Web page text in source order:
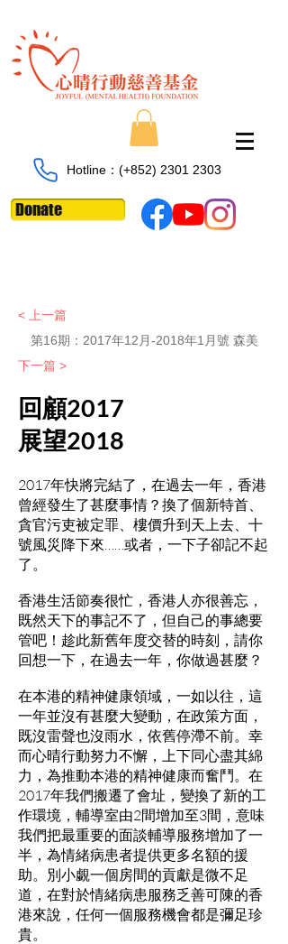
Hotline：​​(+852) 2301 2303
Donate
< 上一篇
第16期：2017年12月-2018年1月號 森美
下一篇 >
回顧2017
展望2018
2017年快將完結了，在過去一年，香港
曾經發生了甚麼事情？換了個新特首、
貪官污吏被定罪、樓價升到天上去、十
號風災降下來……或者，一下子卻記不起
了。
香港生活節奏很忙，香港人亦很善忘，
既然天下的事記不了，但自己的事總要
管吧！趁此新舊年度交替的時刻，請你
回想一下，在過去一年，你做過甚麼？
在本港的精神健康領域，一如以往，這
一年並沒有甚麼大變動，在政策方面，
既沒雷聲也沒雨水，依舊停滯不前。幸
而心晴行動努力不懈，上下同心盡其綿
力，為推動本港的精神健康而奮鬥。在
2017年我們搬遷了會址，變換了新的工
作環境，輔導室由2間增加至3間，意味
我們把最重要的面談輔導服務增加了一
半，為情緒病患者提供更多名額的援
助。別小覷一個房間的貢獻是微不足
道，在對於情緒病患服務乏善可陳的香
港來說，任何一個服務機會都是彌足珍
貴。